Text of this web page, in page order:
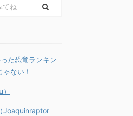
た恐竜ランキン
ない！
Joaquinraptor